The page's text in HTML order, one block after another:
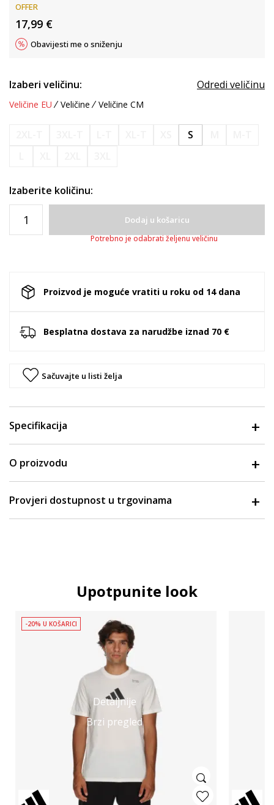
OFFER
17,99 €
Obavijesti me o sniženju
Izaberi veličinu: Odredi veličinu
Veličine EU Veličine Veličine CM
S
Izaberite količinu:
Dodaj u košaricu
Potrebno je odabrati željenu veličinu
Proizvod je moguće vratiti u roku od 14 dana
Besplatna dostava za narudžbe iznad 70 €
Sačuvajte u listi želja
Specifikacija
O proizvodu
Provjeri dostupnost u trgovinama
Upotpunite look
Detaljnije
Brzi pregled
-20% U KOŠARICI